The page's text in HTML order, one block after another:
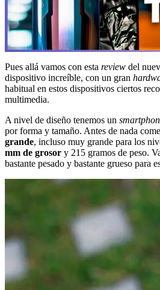
Pues allá vamos con esta review del
dispositivo increíble, con un gran
habitual en estos dispositivos ciertos
multimedia.
A nivel de diseño tenemos un
por forma y tamaño. Antes de nada
grande, incluso muy grande para los
mm de grosor y 215 gramos de peso.
bastante pesado y bastante grueso para